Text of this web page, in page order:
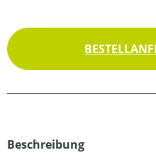
Beschreibung